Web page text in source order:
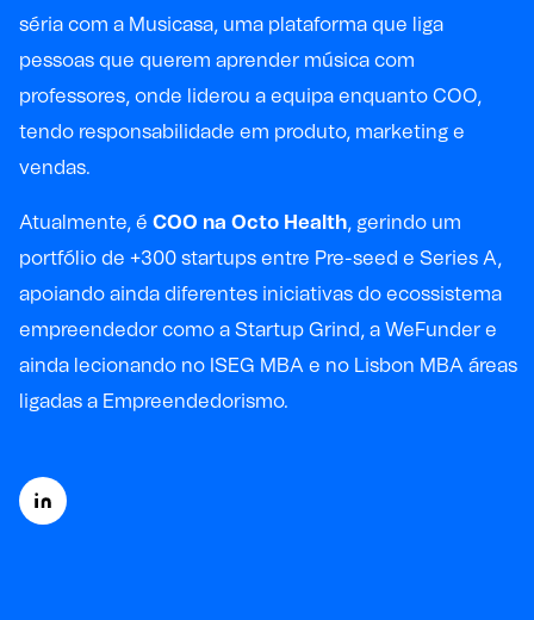
séria com a Musicasa, uma plataforma que liga
pessoas que querem aprender música com
professores, onde liderou a equipa enquanto COO,
tendo responsabilidade em produto, marketing e
vendas.
Atualmente, é COO na Octo Health, gerindo um
portfólio de +300 startups entre Pre-seed e Series A,
apoiando ainda diferentes iniciativas do ecossistema
empreendedor como a Startup Grind, a WeFunder e
ainda lecionando no ISEG MBA e no Lisbon MBA áreas
ligadas a Empreendedorismo.